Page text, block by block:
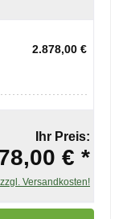
2.878,00 €
Ihr Preis:
€ *
Versandkosten!